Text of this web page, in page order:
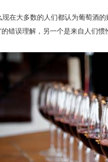
大多数的人们都认为葡萄酒的
错误理解，另一个是来自人们惯